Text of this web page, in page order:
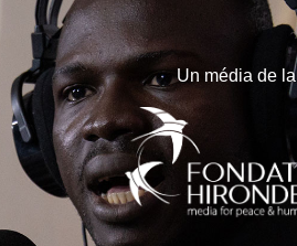
Un média de la